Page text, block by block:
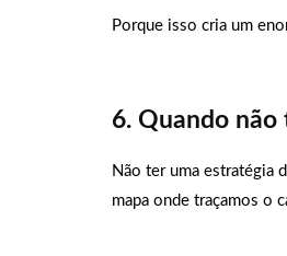
Porque isso cria um
6. Quando
Não ter uma estratégia
mapa onde traçamos o